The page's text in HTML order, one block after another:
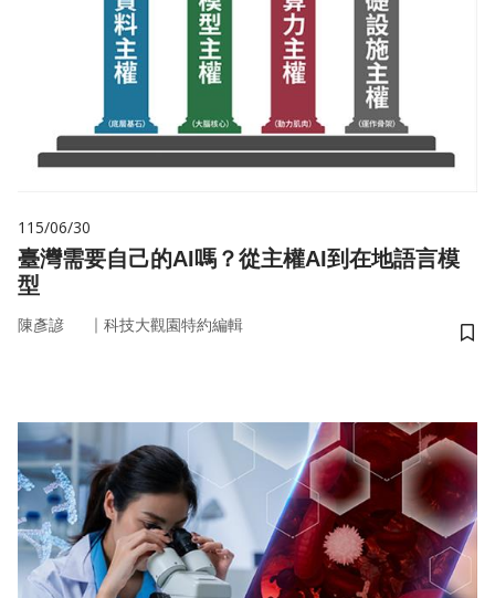
115/06/30
臺灣需要自己的AI嗎？從主權AI到在地語言模
型
陳彥諺 ｜ 科技大觀園特約編輯
儲